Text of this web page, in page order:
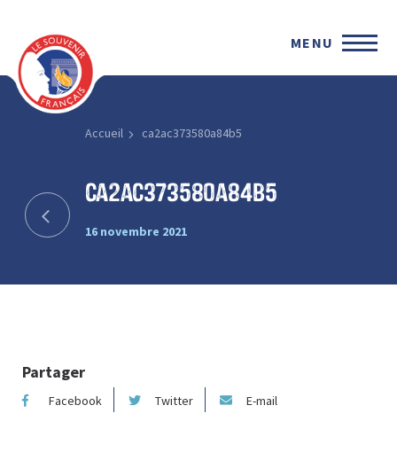
MENU
Accueil ca2ac373580a84b5
ca2ac373580a84b5
16 novembre 2021
Partager
Facebook Twitter E-mail